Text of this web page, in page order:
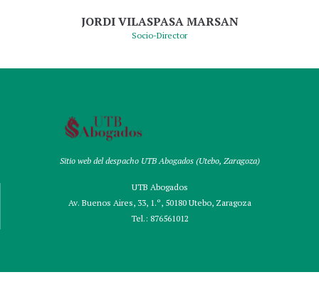
JORDI VILASPASA MARSAN
Socio-Director
Sitio web del despacho UTB Abogados (Utebo, Zaragoza)
UTB Abogados
Av. Buenos Aires, 33, 1.º, 50180 Utebo, Zaragoza
Tel.: 876561012